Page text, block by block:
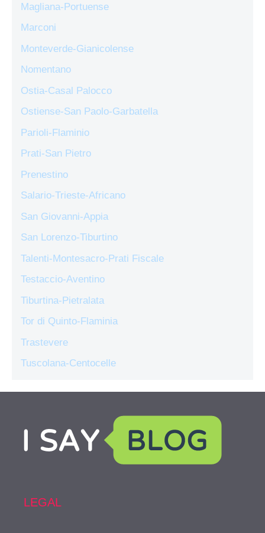
Magliana-Portuense
Marconi
Monteverde-Gianicolense
Nomentano
Ostia-Casal Palocco
Ostiense-San Paolo-Garbatella
Parioli-Flaminio
Prati-San Pietro
Prenestino
Salario-Trieste-Africano
San Giovanni-Appia
San Lorenzo-Tiburtino
Talenti-Montesacro-Prati Fiscale
Testaccio-Aventino
Tiburtina-Pietralata
Tor di Quinto-Flaminia
Trastevere
Tuscolana-Centocelle
LEGAL